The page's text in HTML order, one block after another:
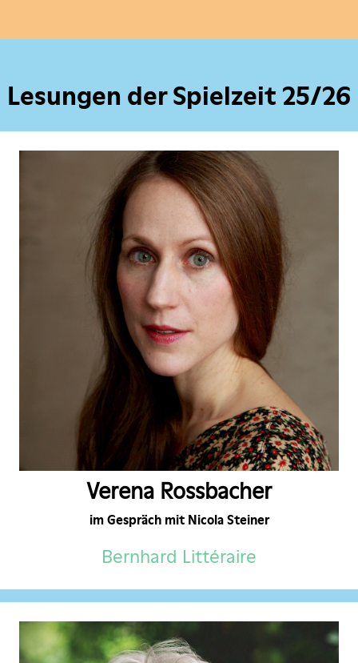
Lesungen der Spielzeit 25/26
Verena Rossbacher
im Gespräch mit Nicola Steiner
Bernhard Littéraire